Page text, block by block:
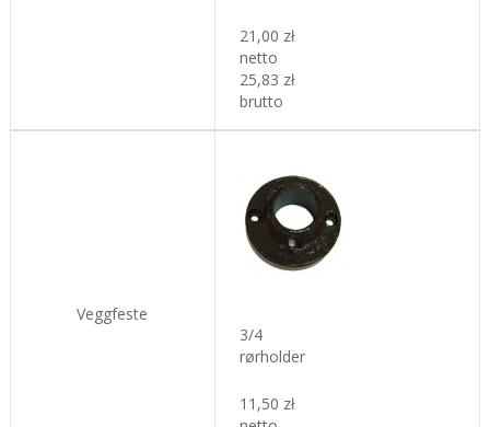
21,00 zł
netto
25,83 zł
brutto
Veggfeste
3/4
rørholder
11,50 zł